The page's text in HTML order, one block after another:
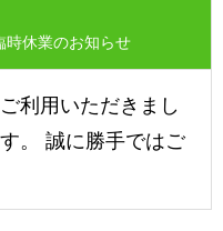
休業のお知らせ
利用いただきまし
。 誠に勝手ではご